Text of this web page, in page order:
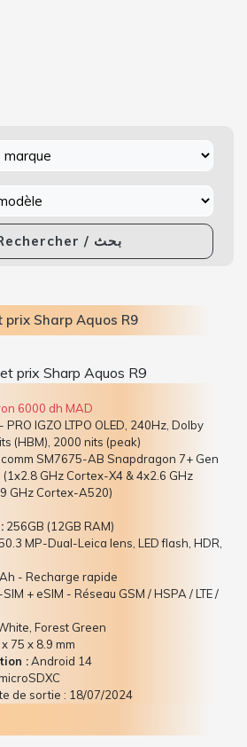
Rechercher / بحث
Sharp Aquos R9
6000 dh MAD
PRO IGZO LTPO OLED, 240Hz, Dolby
(HBM), 2000 nits (peak)
SM7675-AB Snapdragon 7+ Gen
GHz Cortex-X4 & 4x2.6 GHz
GHz Cortex-A520)
256GB (12GB RAM)
MP-Dual-Leica lens, LED flash, HDR,
- Recharge rapide
+ eSIM - Réseau GSM / HSPA / LTE /
Forest Green
75 x 8.9 mm
:Android 14
de sortie : 18/07/2024